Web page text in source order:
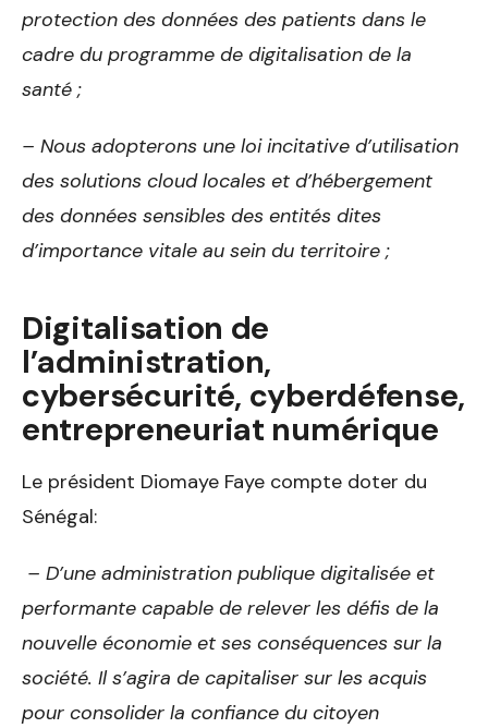
protection des données des patients dans le
cadre du programme de digitalisation de la
santé ;
– Nous adopterons une loi incitative d’utilisation
des solutions cloud locales et d’hébergement
des données sensibles des entités dites
d’importance vitale au sein du territoire ;
Digitalisation de
l’administration,
cybersécurité, cyberdéfense,
entrepreneuriat numérique
Le président Diomaye Faye compte doter du
Sénégal:
– D’une administration publique digitalisée et
performante capable de relever les défis de la
nouvelle économie et ses conséquences sur la
société. Il s’agira de capitaliser sur les acquis
pour consolider la confiance du citoyen